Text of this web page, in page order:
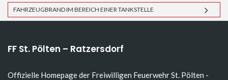
FAHRZEUGBRAND IM BEREICH EINER TANKSTELLE
FF St. Pölten – Ratzersdorf
Offizielle Homepage der Freiwilligen Feuerwehr St. Pölten -